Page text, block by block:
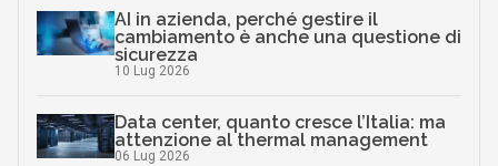
AI in azienda, perché gestire il
cambiamento è anche una questione di
sicurezza
10 Lug 2026
Data center, quanto cresce l’Italia: ma
attenzione al thermal management
06 Lug 2026